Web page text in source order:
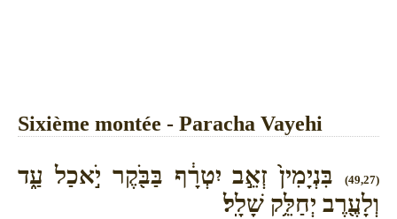
Sixième montée - Paracha Vayehi
(49,27)
בִּנְיָמִין֙ זְאֵ֣ב יִטְרָ֔ף בַּבֹּ֖קֶר יֹ֣אכַל עַ֑ד
וְלָעֶ֖רֶב יְחַלֵּ֥ק שָׁלָֽל׃